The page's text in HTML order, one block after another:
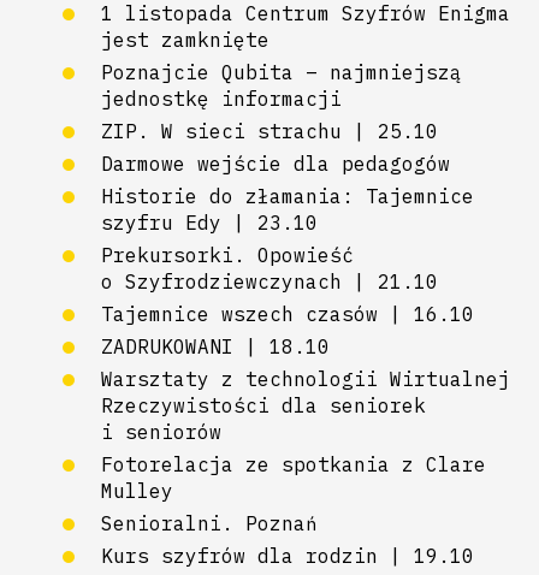
1 listopada Centrum Szyfrów Enigma
jest zamknięte
Poznajcie Qubita – najmniejszą
jednostkę informacji
ZIP. W sieci strachu | 25.10
Darmowe wejście dla pedagogów
Historie do złamania: Tajemnice
szyfru Edy | 23.10
Prekursorki. Opowieść
o Szyfrodziewczynach | 21.10
Tajemnice wszech czasów | 16.10
ZADRUKOWANI | 18.10
Warsztaty z technologii Wirtualnej
Rzeczywistości dla seniorek
i seniorów
Fotorelacja ze spotkania z Clare
Mulley
Senioralni. Poznań
Kurs szyfrów dla rodzin | 19.10